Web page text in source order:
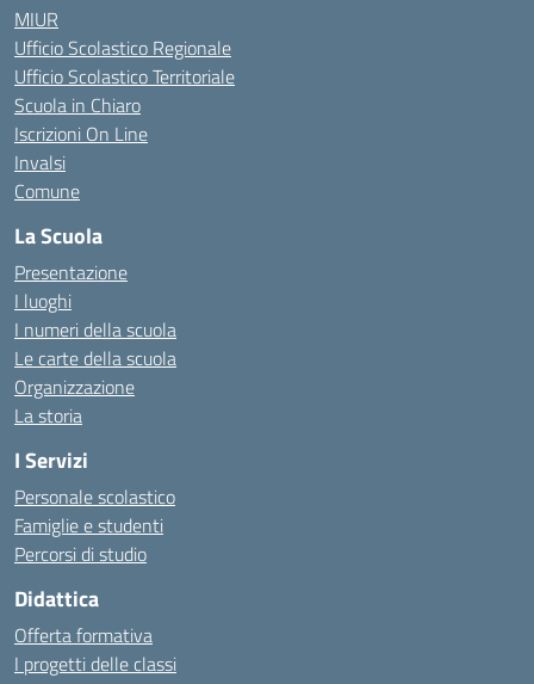
MIUR
Ufficio Scolastico Regionale
Ufficio Scolastico Territoriale
Scuola in Chiaro
Iscrizioni On Line
Invalsi
Comune
La Scuola
Presentazione
I luoghi
I numeri della scuola
Le carte della scuola
Organizzazione
La storia
I Servizi
Personale scolastico
Famiglie e studenti
Percorsi di studio
Didattica
Offerta formativa
I progetti delle classi